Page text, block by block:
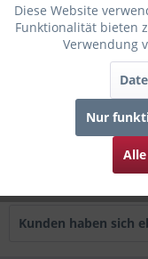
Bewertungen lesen,
Infos zum Hersteller
Folgende Infos zum
Kunden kauften
Kunden haben sich
Diese Website
Funktionalität bieten
Verwendung
Nur